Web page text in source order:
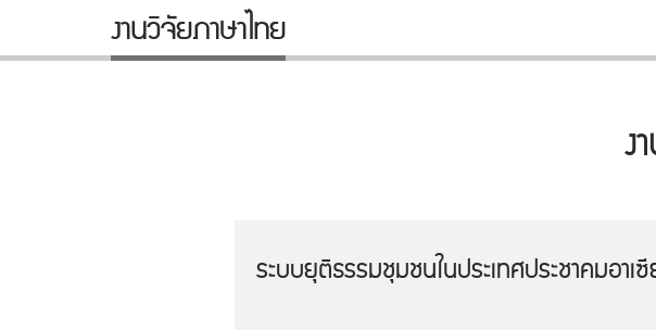
งานวิจัยภาษาไทย
ง
ระบบยุติธรรมชุมชนในประเทศประชาคมอา